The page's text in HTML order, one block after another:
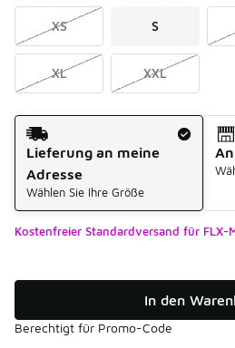
XS S
XL XXL
Versandart
Lieferung an meine
Adresse
Wählen Sie Ihre Größe
Kostenfreier Standardversand für FLX-
In den
Berechtigt für Promo-Code